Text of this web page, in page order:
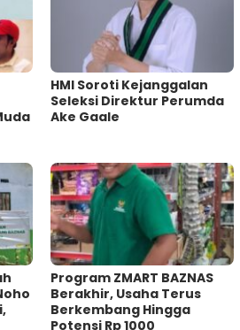
HMI Soroti Kejanggalan
Seleksi Direktur Perumda
Ake Gaale
Program ZMART BAZNAS
Berakhir, Usaha Terus
Berkembang Hingga
Potensi Rp 1000